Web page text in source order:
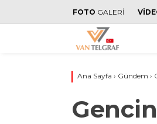
FOTO GALERİ
Ana Sayfa › Gündem ›